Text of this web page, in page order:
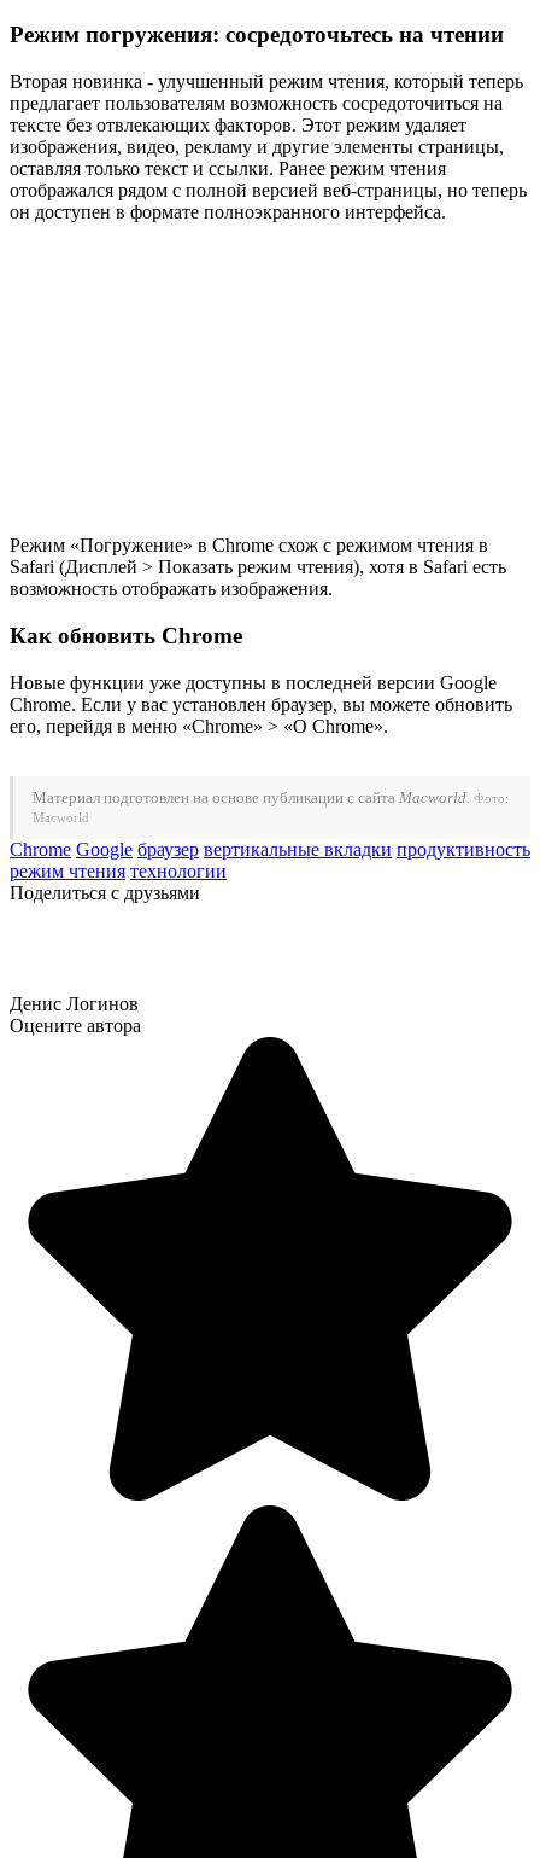
Режим погружения: сосредоточьтесь на чтении
Вторая новинка - улучшенный режим чтения, который теперь
предлагает пользователям возможность сосредоточиться на
тексте без отвлекающих факторов. Этот режим удаляет
изображения, видео, рекламу и другие элементы страницы,
оставляя только текст и ссылки. Ранее режим чтения
отображался рядом с полной версией веб-страницы, но теперь
он доступен в формате полноэкранного интерфейса.
Режим «Погружение» в Chrome схож с режимом чтения в
Safari (Дисплей > Показать режим чтения), хотя в Safari есть
возможность отображать изображения.
Как обновить Chrome
Новые функции уже доступны в последней версии Google
Chrome. Если у вас установлен браузер, вы можете обновить
его, перейдя в меню «Chrome» > «О Chrome».
Материал подготовлен на основе публикации с сайта Macworld Фото:
Macworld
Chrome Google браузер вертикальные вкладки продуктивность
режим чтения технологии
Поделиться с друзьями
Денис Логинов
Оцените автора